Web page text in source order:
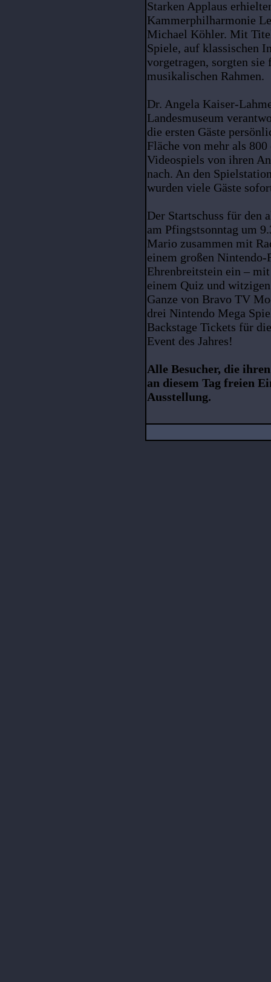
Starken Applaus
Kammerphilharmonie
Michael Köhler. Mit
Spiele, auf klassischen
vorgetragen, sorgten
musikalischen Rahmen.
Dr. Angela Kaiser-
Landesmuseum
die ersten Gäste
Fläche von mehr als
Videospiels von ihren
nach. An den
wurden viele Gäste
Der Startschuss für den
am Pfingstsonntag um
Mario zusammen mit
einem großen
Ehrenbreitstein ein –
einem Quiz und
Ganze von Bravo TV
drei Nintendo Mega
Backstage Tickets für
Event des Jahres!
Alle Besucher, die
an diesem Tag freien
Ausstellung.